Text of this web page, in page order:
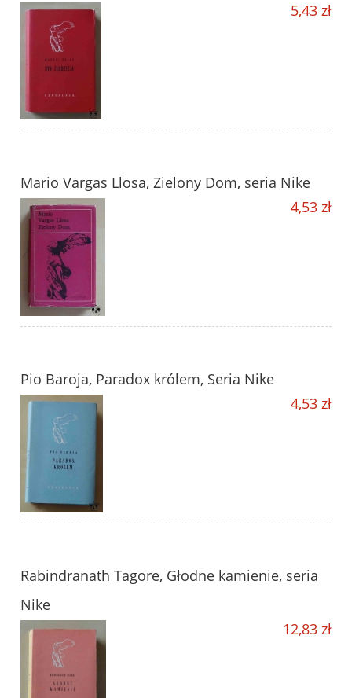
5,43 zł
Mario Vargas Llosa, Zielony Dom, seria Nike
4,53 zł
Pio Baroja, Paradox królem, Seria Nike
4,53 zł
Rabindranath Tagore, Głodne kamienie, seria
Nike
12,83 zł